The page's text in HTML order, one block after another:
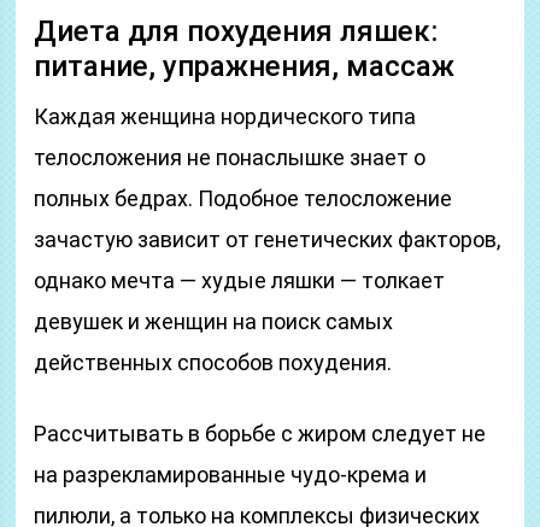
Диета для похудения ляшек:
питание, упражнения, массаж
Каждая женщина нордического типа
телосложения не понаслышке знает о
полных бедрах. Подобное телосложение
зачастую зависит от генетических факторов,
однако мечта — худые ляшки — толкает
девушек и женщин на поиск самых
действенных способов похудения.
Рассчитывать в борьбе с жиром следует не
на разрекламированные чудо-крема и
пилюли, а только на комплексы физических